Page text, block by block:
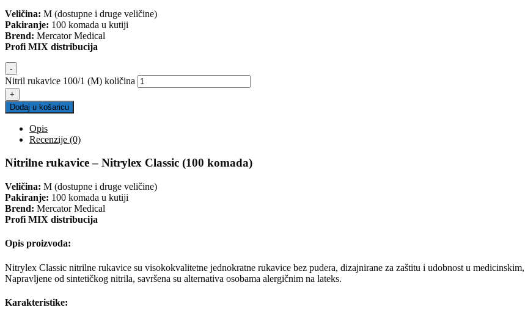
Veličina: M (dostupne i druge veličine)
Pakiranje: 100 komada u kutiji
Brend: Mercator Medical
Profi MIX distribucija
-
Nitril rukavice 100/1 (M) količina
+
Dodaj u košaricu
Opis
Recenzije (0)
Nitrilne rukavice – Nitrylex Classic (100 komada)
Veličina: M (dostupne i druge veličine)
Pakiranje: 100 komada u kutiji
Brend: Mercator Medical
Profi MIX distribucija
Opis proizvoda:
Nitrylex Classic nitrilne rukavice su visokokvalitetne jednokratne rukavice bez pudera, dizajnirane za zaštitu i udobnost u
Napravljene od sintetičkog nitrila, savršena su alternativa osobama alergičnim na lateks.
Karakteristike: